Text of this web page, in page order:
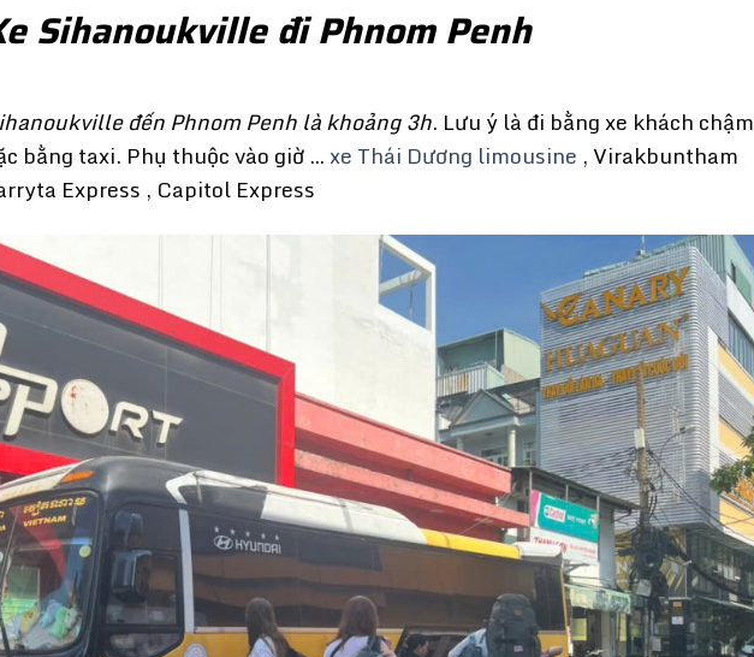
Sihanoukville đi Phnom Penh
đến Phnom Penh là khoảng 3h. Lưu ý là đi bằng xe khách chậm
bằng taxi. Phụ thuộc vào giờ …xe Thái Dương limousine , Virakbuntham
Express , Capitol Express